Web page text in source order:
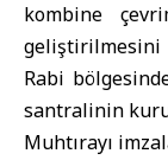
kombine
geliştirilmesini
Rabi
santralinin
Muhtırayı